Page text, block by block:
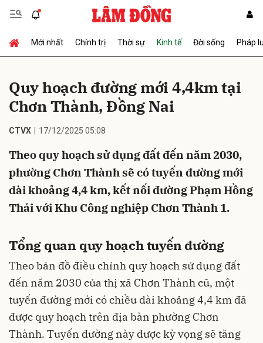
Mới nhất Chính trị Thời sự Kinh tế Đời sống Pháp
Quy hoạch đường mới 4,4km tại
Chơn Thành, Đồng Nai
CTVX 17/12/2025 05:08
Theo quy hoạch sử dụng đất đến năm 2030,
phường Chơn Thành sẽ có tuyến đường mới
dài khoảng 4,4 km, kết nối đường Phạm Hồng
Thái với Khu Công nghiệp Chơn Thành 1.
Tổng quan quy hoạch tuyến đường
Theo bản đồ điều chỉnh quy hoạch sử dụng đất
đến năm 2030 của thị xã Chơn Thành cũ, một
tuyến đường mới có chiều dài khoảng 4,4 km đã
được quy hoạch trên địa bàn phường Chơn
Thành. Tuyến đường này được kỳ vọng sẽ tăng
Gửi bình luận
Hủy Gửi